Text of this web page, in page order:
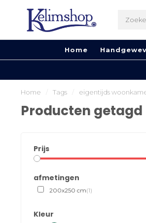
Home
Home Tags eigentijds
Producten
Prijs
afmetingen
200x250 cm(1)
Kleur